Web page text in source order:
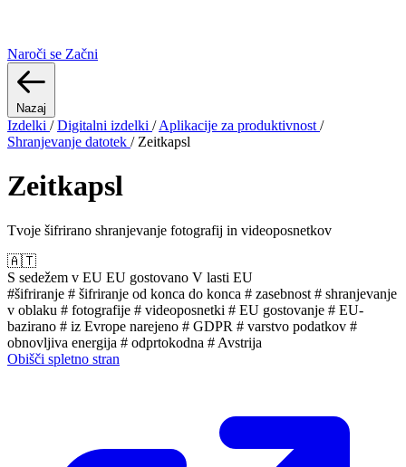
Naroči se Začni
Nazaj
Izdelki / Digitalni izdelki / Aplikacije za produktivnost /
Shranjevanje datotek / Zeitkapsl
Zeitkapsl
Tvoje šifrirano shranjevanje fotografij in videoposnetkov
🇦🇹
S sedežem v EU EU gostovano V lasti EU
#šifriranje # šifriranje od konca do konca # zasebnost # shranjevanje
v oblaku # fotografije # videoposnetki # EU gostovanje # EU-
bazirano # iz Evrope narejeno # GDPR # varstvo podatkov #
obnovljiva energija # odprtokodna # Avstrija
Obišči spletno stran